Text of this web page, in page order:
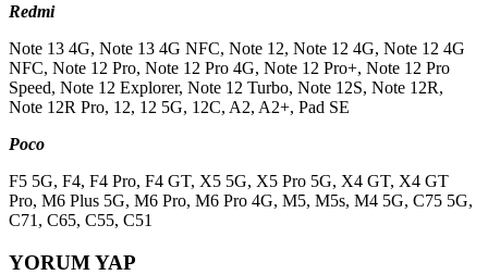
Redmi
Note 13 4G, Note 13 4G NFC, Note 12, Note 12 4G, Note 12 4G
NFC, Note 12 Pro, Note 12 Pro 4G, Note 12 Pro+, Note 12 Pro
Speed, Note 12 Explorer, Note 12 Turbo, Note 12S, Note 12R,
Note 12R Pro, 12, 12 5G, 12C, A2, A2+, Pad SE
Poco
F5 5G, F4, F4 Pro, F4 GT, X5 5G, X5 Pro 5G, X4 GT, X4 GT
Pro, M6 Plus 5G, M6 Pro, M6 Pro 4G, M5, M5s, M4 5G, C75 5G,
C71, C65, C55, C51
YORUM YAP